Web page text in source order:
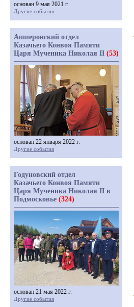
основан 9 мая 2021 г.
Другие события
Апшеронский отдел
Казачьего Конвоя Памяти
Царя Мученика Николая II (53)
основан 22 января 2022 г.
Другие события
Годуновский отдел
Казачьего Конвоя Памяти
Царя Мученика Николая II в
Подмосковье (324)
основан 21 мая 2022 г.
Другие события